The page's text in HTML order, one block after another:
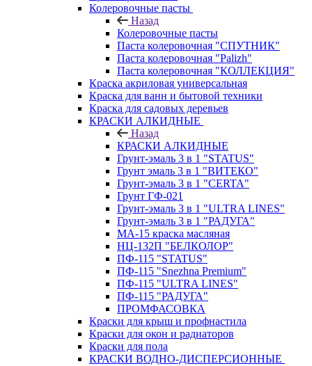
Колеровочные пасты
Назад
Колеровочные пасты
Паста колеровочная "СПУТНИК"
Паста колеровочная "Palizh"
Паста колеровочная "КОЛЛЕКЦИЯ"
Краска акриловая универсальная
Краска для ванн и бытовой техники
Краска для садовых деревьев
КРАСКИ АЛКИДНЫЕ
Назад
КРАСКИ АЛКИДНЫЕ
Грунт-эмаль 3 в 1 "STATUS"
Грунт эмаль 3 в 1 "ВИТЕКО"
Грунт-эмаль 3 в 1 "CERTA"
Грунт ГФ-021
Грунт-эмаль 3 в 1 "ULTRA LINES"
Грунт-эмаль 3 в 1 "РАДУГА"
МА-15 краска масляная
НЦ-132П "БЕЛКОЛОР"
ПФ-115 "STATUS"
ПФ-115 "Snezhna Premium"
ПФ-115 "ULTRA LINES"
ПФ-115 "РАДУГА"
ПРОМФАСОВКА
Краски для крыш и профнастила
Краски для окон и радиаторов
Краски для пола
КРАСКИ ВОДНО-ДИСПЕРСИОННЫЕ